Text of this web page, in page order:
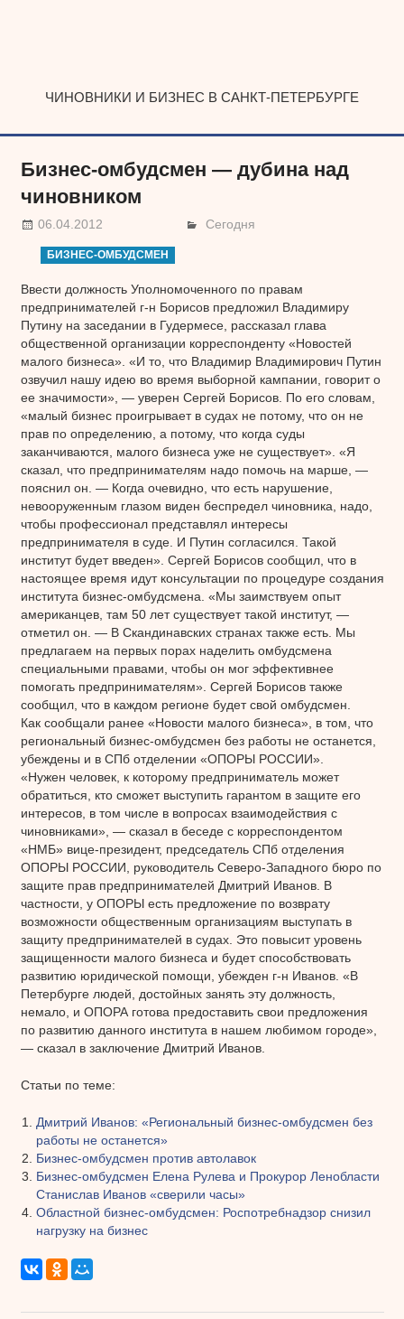
ЧИНОВНИКИ И БИЗНЕС В САНКТ-ПЕТЕРБУРГЕ
Бизнес-омбудсмен — дубина над
чиновником
06.04.2012 Сегодня
БИЗНЕС-ОМБУДСМЕН
Ввести должность Уполномоченного по правам
предпринимателей г-н Борисов предложил Владимиру
Путину на заседании в Гудермесе, рассказал глава
общественной организации корреспонденту «Новостей
малого бизнеса». «И то, что Владимир Владимирович Путин
озвучил нашу идею во время выборной кампании, говорит о
ее значимости», — уверен Сергей Борисов. По его словам,
«малый бизнес проигрывает в судах не потому, что он не
прав по определению, а потому, что когда суды
заканчиваются, малого бизнеса уже не существует». «Я
сказал, что предпринимателям надо помочь на марше, —
пояснил он. — Когда очевидно, что есть нарушение,
невооруженным глазом виден беспредел чиновника, надо,
чтобы профессионал представлял интересы
предпринимателя в суде. И Путин согласился. Такой
институт будет введен». Сергей Борисов сообщил, что в
настоящее время идут консультации по процедуре создания
института бизнес-омбудсмена. «Мы заимствуем опыт
американцев, там 50 лет существует такой институт, —
отметил он. — В Скандинавских странах также есть. Мы
предлагаем на первых порах наделить омбудсмена
специальными правами, чтобы он мог эффективнее
помогать предпринимателям». Сергей Борисов также
сообщил, что в каждом регионе будет свой омбудсмен.
Как сообщали ранее «Новости малого бизнеса», в том, что
региональный бизнес-омбудсмен без работы не останется,
убеждены и в СПб отделении «ОПОРЫ РОССИИ».
«Нужен человек, к которому предприниматель может
обратиться, кто сможет выступить гарантом в защите его
интересов, в том числе в вопросах взаимодействия с
чиновниками», — сказал в беседе с корреспондентом
«НМБ» вице-президент, председатель СПб отделения
ОПОРЫ РОССИИ, руководитель Северо-Западного бюро по
защите прав предпринимателей Дмитрий Иванов. В
частности, у ОПОРЫ есть предложение по возврату
возможности общественным организациям выступать в
защиту предпринимателей в судах. Это повысит уровень
защищенности малого бизнеса и будет способствовать
развитию юридической помощи, убежден г-н Иванов. «В
Петербурге людей, достойных занять эту должность,
немало, и ОПОРА готова предоставить свои предложения
по развитию данного института в нашем любимом городе»,
— сказал в заключение Дмитрий Иванов.
Статьи по теме:
Дмитрий Иванов: «Региональный бизнес-омбудсмен без
работы не останется»
Бизнес-омбудсмен против автолавок
Бизнес-омбудсмен Елена Рулева и Прокурор Ленобласти
Станислав Иванов «сверили часы»
Областной бизнес-омбудсмен: Роспотребнадзор снизил
нагрузку на бизнес